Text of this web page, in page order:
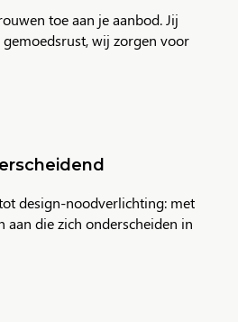
toe aan je aanbod. Jij
wij zorgen voor
design-noodverlichting: met
aan die zich onderscheiden in